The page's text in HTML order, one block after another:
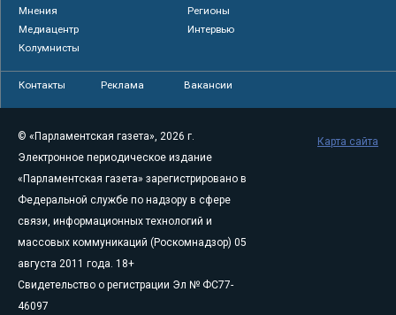
Мнения
Регионы
Медиацентр
Интервью
Колумнисты
Контакты Реклама Вакансии
© «Парламентская газета», 2026 г.
Электронное периодическое издание
«Парламентская газета» зарегистрировано в
Федеральной службе по надзору в сфере
связи, информационных технологий и
массовых коммуникаций (Роскомнадзор) 05
августа 2011 года. 18+
Свидетельство о регистрации Эл № ФС77-
46097
Карта сайта